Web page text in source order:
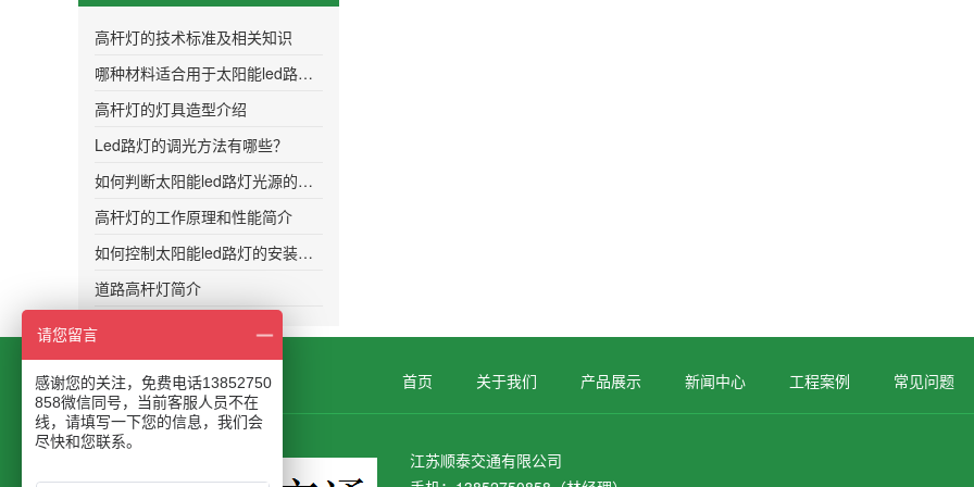
高杆灯的技术标准及相关知识
哪种材料适合用于太阳能led路灯的灯头
高杆灯的灯具造型介绍
Led路灯的调光方法有哪些？
如何判断太阳能led路灯光源的质量
高杆灯的工作原理和性能简介
如何控制太阳能led路灯的安装距离更加合
道路高杆灯简介
首页 关于我们 产品展示 新闻中心 工程案例 常见问题
江苏顺泰交通有限公司
请您留言
感谢您的关注，免费电话13852750
858微信同号，当前客服人员不在
线，请填写一下您的信息，我们会
尽快和您联系。